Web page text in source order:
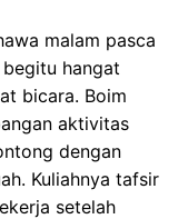
malam pasca
hangat
bicara. Boim
aktivitas
dengan
Kuliahnya tafsir
setelah